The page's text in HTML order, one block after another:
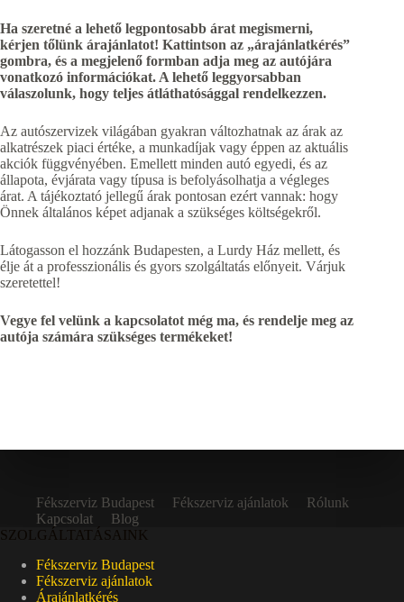
Ha szeretné a lehető legpontosabb árat megismerni,
kérjen tőlünk árajánlatot! Kattintson az „árajánlatkérés”
gombra, és a megjelenő formban adja meg az autójára
vonatkozó információkat. A lehető leggyorsabban
válaszolunk, hogy teljes átláthatósággal rendelkezzen.
Az autószervizek világában gyakran változhatnak az árak az
alkatrészek piaci értéke, a munkadíjak vagy éppen az aktuális
akciók függvényében. Emellett minden autó egyedi, és az
állapota, évjárata vagy típusa is befolyásolhatja a végleges
árat. A tájékoztató jellegű árak pontosan ezért vannak: hogy
Önnek általános képet adjanak a szükséges költségekről.
Látogasson el hozzánk Budapesten, a Lurdy Ház mellett, és
élje át a professzionális és gyors szolgáltatás előnyeit. Várjuk
szeretettel!
Vegye fel velünk a kapcsolatot még ma, és rendelje meg az
autója számára szükséges termékeket!
Fékszerviz Budapest Fékszerviz ajánlatok
Rólunk
Kapcsolat
Blog
SZOLGÁLTATÁSAINK
Fékszerviz Budapest
Fékszerviz ajánlatok
Árajánlatkérés